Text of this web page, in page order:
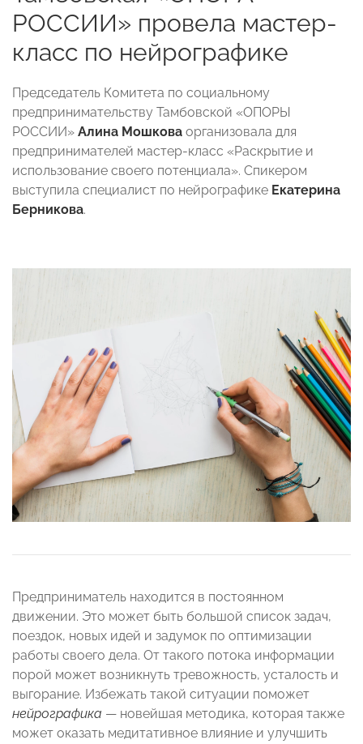
РОССИИ» провела мастер-
класс по нейрографике
Председатель Комитета по социальному
предпринимательству Тамбовской «ОПОРЫ
РОССИИ» Алина Мошкова организовала для
предпринимателей мастер-класс «Раскрытие и
использование своего потенциала». Спикером
выступила специалист по нейрографике Екатерина
Берникова.
Предприниматель находится в постоянном
движении. Это может быть большой список задач,
поездок, новых идей и задумок по оптимизации
работы своего дела. От такого потока информации
порой может возникнуть тревожность, усталость и
выгорание. Избежать такой ситуации поможет
нейрографика — новейшая методика, которая также
может оказать медитативное влияние и улучшить